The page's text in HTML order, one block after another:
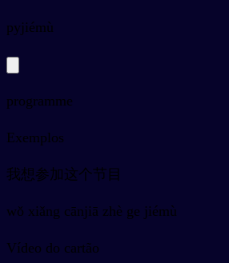
pyjiémù
programme
Exemplos
我想参加这个节目
wǒ xiǎng cānjiā zhè ge jiémù
Vídeo do cartão